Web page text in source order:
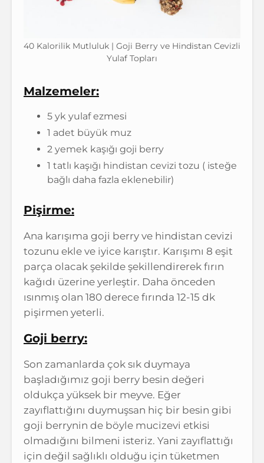
40 Kalorilik Mutluluk | Goji Berry ve Hindistan Cevizli
Yulaf Topları
Malzemeler:
5 yk yulaf ezmesi
1 adet büyük muz
2 yemek kaşığı goji berry
1 tatlı kaşığı hindistan cevizi tozu ( isteğe
bağlı daha fazla eklenebilir)
Pişirme:
Ana karışıma goji berry ve hindistan cevizi
tozunu ekle ve iyice karıştır. Karışımı 8 eşit
parça olacak şekilde şekillendirerek fırın
kağıdı üzerine yerleştir. Daha önceden
ısınmış olan 180 derece fırında 12-15 dk
pişirmen yeterli.
Goji berry:
Son zamanlarda çok sık duymaya
başladığımız goji berry besin değeri
oldukça yüksek bir meyve. Eğer
zayıflattığını duymuşsan hiç bir besin gibi
goji berrynin de böyle mucizevi etkisi
olmadığını bilmeni isteriz. Yani zayıflattığı
için değil sağlıklı olduğu için tüketmen